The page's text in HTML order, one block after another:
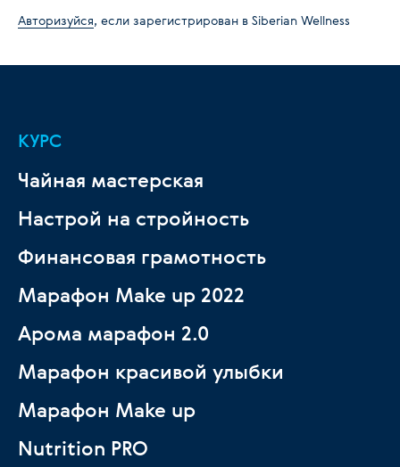
Авторизуйся, если зарегистрирован в Siberian Wellness
КУРС
Чайная мастерская
Настрой на стройность
Финансовая грамотность
Марафон Make up 2022
Арома марафон 2.0
Марафон красивой улыбки
Марафон Make up
Nutrition PRO